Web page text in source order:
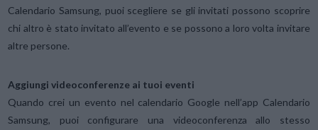
Calendario Samsung, puoi scegliere se gli invitati possono scoprire
chi altro è stato invitato all’evento e se possono a loro volta invitare
altre persone.
Aggiungi videoconferenze ai tuoi eventi
Quando crei un evento nel calendario Google nell’app Calendario
Samsung, puoi configurare una videoconferenza allo stesso